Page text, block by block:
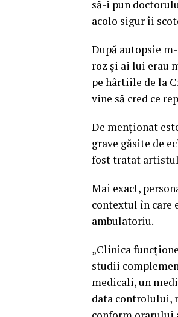
să-i pun
acolo sigur îi
După autopsie
roz și ai lui erau
pe hârtiile de la
vine să cred ce
De menționat
grave găsite de
fost tratat
Mai exact,
contextul în care
ambulatoriu.
„Clinica
studii
medicali, un
data controlului,